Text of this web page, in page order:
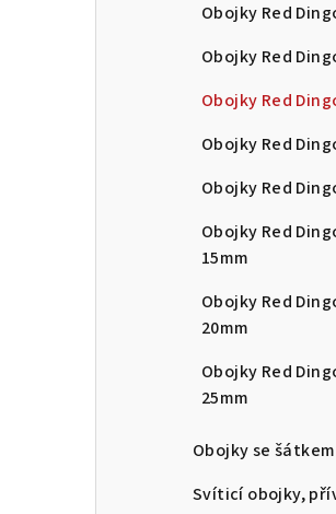
Obojky Red
Obojky Red
Obojky Red
Obojky Red
Obojky Red
Obojky Red
15mm
Obojky Red
20mm
Obojky Red
25mm
Obojky se šátkem
Svíticí obojky,